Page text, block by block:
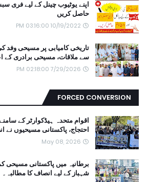
اپنے یوٹیوب چینل کے لیے فری
حاصل کریں
10/19/2022 03:16:00 PM
تاریخی کامیابی پر مسیحی
سے ملاقات، مسیحی برادری کے
7/29/2026 02:18:00 PM
FORCED CONVERSION
احتجاج، پاکستانی مسیحیوں نے
May 08, 2026
برطانیہ میں پاکستانی مسیحی
شہباز کے لیے انصاف کا مطالبہ۔